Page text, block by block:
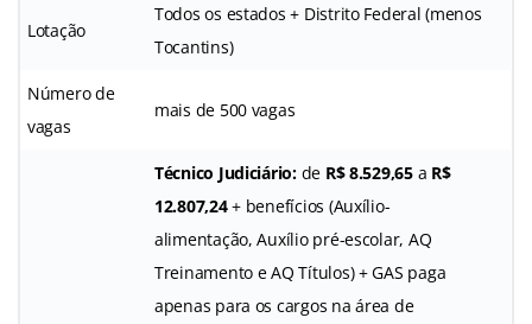
Lotação
Todos os estados + Distrito Federal (menos
Tocantins)
Número de
vagas
mais de 500 vagas
Técnico Judiciário:de R$ 8.529,65a R$
12.807,24+ benefícios (Auxílio-
alimentação, Auxílio pré-escolar, AQ
Treinamento e AQ Títulos) + GAS paga
apenas para os cargos na área de